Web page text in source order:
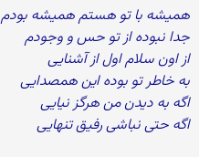
همیشه با تو هستم همیشه بودم
جدا نبوده از تو حس و وجودم
از اون سلام اول از آشنایی
به خاطر تو بوده این همصدایی
اگه به دیدن من هرگز نیایی
اگه حتی نباشی رفیق تنهایی